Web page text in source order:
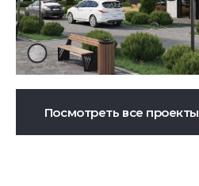
Посмотреть все проекты